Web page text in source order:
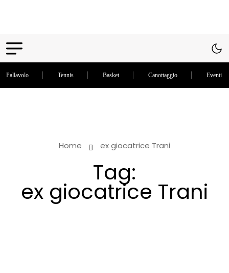
Pallavolo Tennis Basket Canottaggio Eventi in
Home ex giocatrice Trani
Tag:
ex giocatrice Trani